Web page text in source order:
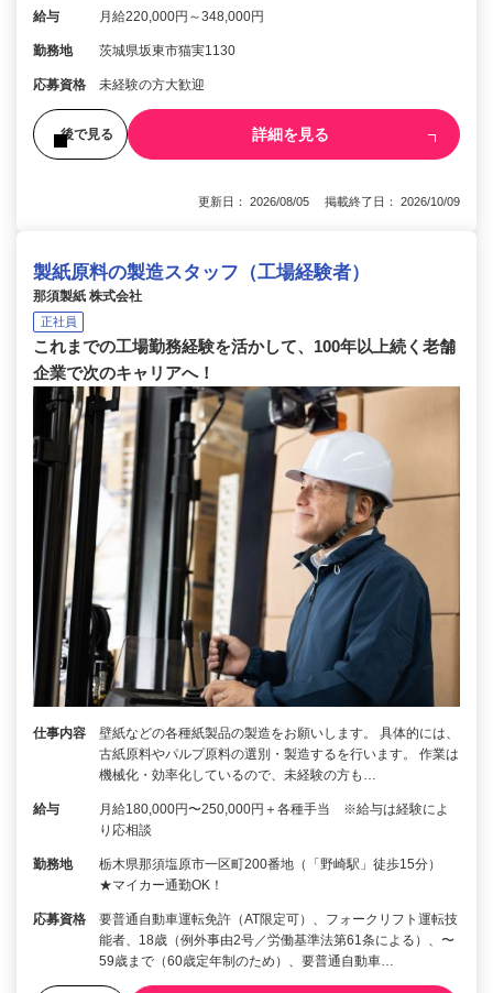
給与 月給220,000円～348,000円
勤務地 茨城県坂東市猫実1130
応募資格 未経験の方大歓迎
後で見る 詳細を見る
更新日： 2026/08/05 掲載終了日： 2026/10/09
製紙原料の製造スタッフ（工場経験者）
那須製紙 株式会社
正社員
これまでの工場勤務経験を活かして、100年以上続く老舗
企業で次のキャリアへ！
仕事内容
壁紙などの各種紙製品の製造をお願いします。 具体的には、
古紙原料やパルプ原料の選別・製造するを行います。 作業は
機械化・効率化しているので、未経験の方も…
給与
月給180,000円〜250,000円＋各種手当 ※給与は経験によ
り応相談
勤務地
栃木県那須塩原市一区町200番地（「野崎駅」徒歩15分）
★マイカー通勤OK！
応募資格
要普通自動車運転免許（AT限定可）、フォークリフト運転技
能者、18歳（例外事由2号／労働基準法第61条による）、〜
59歳まで（60歳定年制のため）、要普通自動車…